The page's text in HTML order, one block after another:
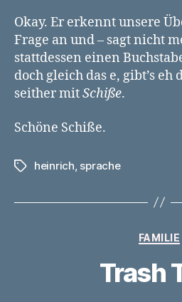
Okay. Er erkennt unsere
Frage an und – sagt nicht
stattdessen einen
doch gleich das e, gibt’s
seither mitSchiße.
Schöne Schiße.
Schlagwörter
heinrich sprache
FAMILIE
Trash